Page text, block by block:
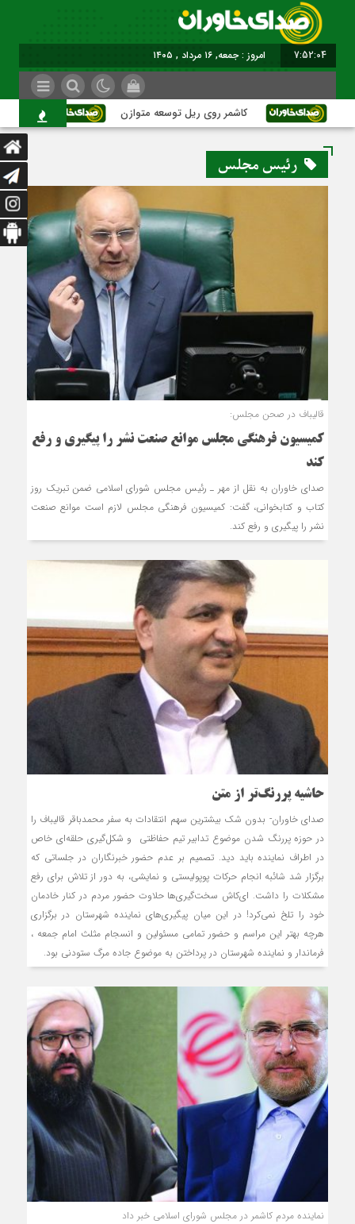
7:52:05 امروز : جمعه, ۱۶ مرداد , ۱۴۰۵
کاشمر روی ریل توسعه متوازن کاشمر؛
رئیس مجلس
قالیباف در صحن مجلس:
کمیسیون فرهنگی مجلس موانع صنعت نشر را پیگیری و رفع
کند
صدای خاوران به نقل از مهر ـ رئیس مجلس شورای اسلامی ضمن تبریک روز
کتاب و کتابخوانی، گفت: کمیسیون فرهنگی مجلس لازم است موانع صنعت
نشر را پیگیری و رفع کند.
حاشیه پررنگ‌تر از متن
صدای خاوران- بدون شک بیشترین سهم انتقادات به سفر محمدباقر قالیباف را
در حوزه پررنگ شدن موضوع تدابیر تیم حفاظتی و شکل‌گیری حلقه‌ای خاص
در اطراف نماینده باید دید. تصمیم بر عدم حضور خبرنگاران در جلساتی که
برگزار شد شائبه انجام حرکات پوپولیستی و نمایشی، به دور از تلاش برای رفع
مشکلات را داشت. ای‌کاش سخت‌گیری‌ها حلاوت حضور مردم در کنار خادمان
خود را تلخ نمی‌کرد! در این میان پیگیری‌های نماینده شهرستان در برگزاری
هرچه بهتر این مراسم و حضور تمامی مسئولین و انسجام مثلث امام جمعه ،
فرماندار و نماینده شهرستان در پرداختن به موضوع جاده مرگ ستودنی بود.
نماینده مردم کاشمر در مجلس شورای اسلامی خبر داد